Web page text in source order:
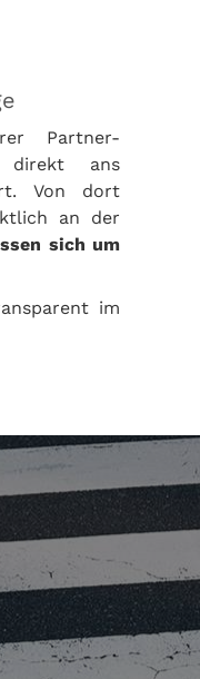
Partner-
direkt ans
Von dort
an der
sich um
im